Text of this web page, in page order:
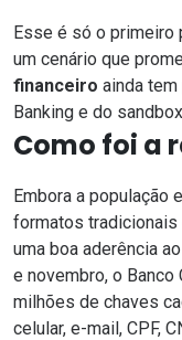
Esse é só o primeiro
um cenário que
financeiro ainda
Banking e do
Como foi a
Embora a população
formatos tradicionais
uma boa aderência
e novembro, o Banco
milhões de chaves
celular, e-mail, CPF,